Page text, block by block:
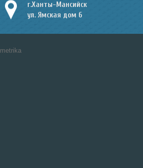
г.Ханты-Мансийск
ул. Ямская дом 6
metrika